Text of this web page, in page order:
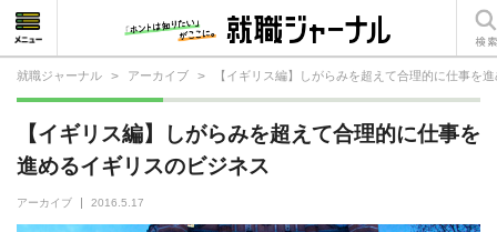
就職ジャーナル > アーカイブ > 【イギリス編】しがらみを超えて合理的に仕事を
【イギリス編】しがらみを超えて合理的に仕事を
進めるイギリスのビジネス
アーカイブ 2016.5.17
就活相談
就活ノウハウ
仕事の選び方・ヒント